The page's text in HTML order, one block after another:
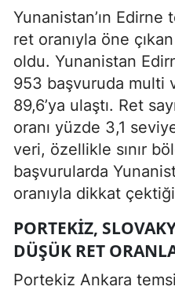
Yunanistan’ın
ret oranıyla öne
oldu. Yunanistan
953 başvuruda multi
89,6’ya ulaştı. Ret
oranı yüzde 3,1
veri, özellikle sınır
başvurularda
oranıyla dikkat
PORTEKIZ,
DÜŞÜK RET
Portekiz Ankara